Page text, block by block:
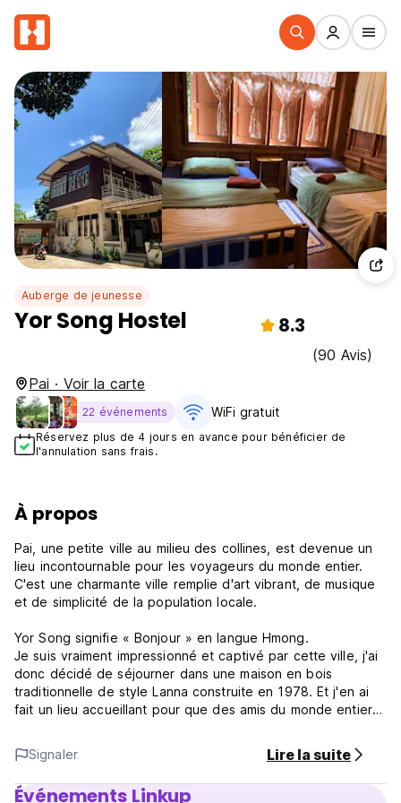
Auberge de jeunesse
Yor Song Hostel 8.3
(90 Avis)
Pai · Voir la carte
22 événements WiFi gratuit
Réservez plus de 4 jours en avance pour bénéficier de
l'annulation sans frais.
À propos
Pai, une petite ville au milieu des collines, est devenue un
lieu incontournable pour les voyageurs du monde entier.
C'est une charmante ville remplie d'art vibrant, de musique
et de simplicité de la population locale.
Yor Song signifie « Bonjour » en langue Hmong.
Je suis vraiment impressionné et captivé par cette ville, j'ai
donc décidé de séjourner dans une maison en bois
traditionnelle de style Lanna construite en 1978. Et j'en ai
fait un lieu accueillant pour que des amis du monde entier
Yor Song Hostel est une petite auberge confortable située
dans une grande maison en bois blanc sous le grand litchi.
Nous disposons d'un espace spacieux et tranquille où vous
Signaler Lire la suite
Événements Linkup